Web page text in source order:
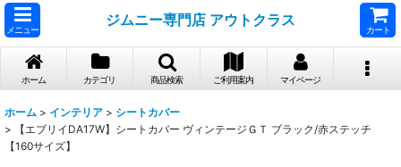
メニュー
ジムニー専門店 アウトクラス
カート
ホーム カテゴリ 商品検索 ご利用案内 マイページ
ホーム > インテリア > シートカバー
>
【エブリイDA17W】シートカバー ヴィンテージＧＴ ブラック/赤ステッチ
【160サイズ】